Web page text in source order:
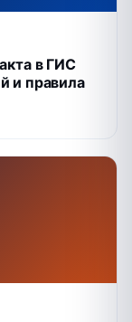
в ГИС
и правила